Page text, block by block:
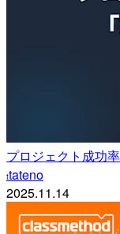
プロジェクト成功
ttateno
2025.11.14